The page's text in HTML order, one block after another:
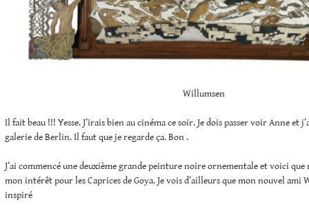
Willumsen
Il fait beau !!! Yesse. J’irais bien au cinéma ce soir. Je dois passer voir Anne et
galerie de Berlin. Il faut que je regarde ça. Bon .
J’ai commencé une deuxième grande peinture noire ornementale et voici
mon intérêt pour les Caprices de Goya. Je vois d’ailleurs que mon nouvel ami
inspiré